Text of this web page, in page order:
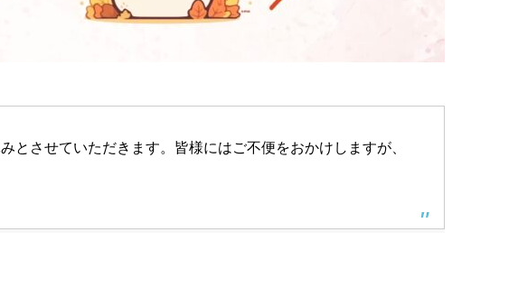
とさせていただきます。皆様にはご不便をおかけしますが、